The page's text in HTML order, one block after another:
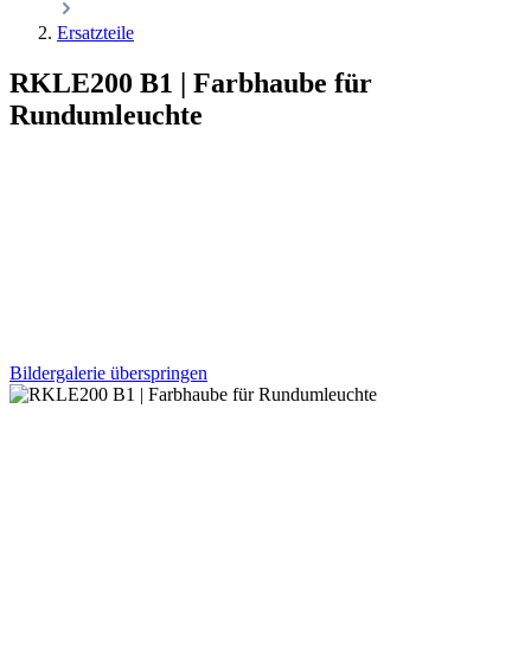
Ersatzteile
RKLE200 B1 | Farbhaube für
Rundumleuchte
Bildergalerie überspringen